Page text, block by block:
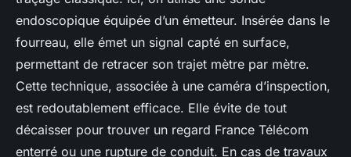
endoscopique équipée d’un émetteur. Insérée dans le
fourreau, elle émet un signal capté en surface,
permettant de retracer son trajet mètre par mètre.
Cette technique, associée à une caméra d’inspection,
est redoutablement efficace. Elle évite de tout
décaisser pour trouver un regard France Télécom
enterré ou une rupture de conduit. En cas de travaux